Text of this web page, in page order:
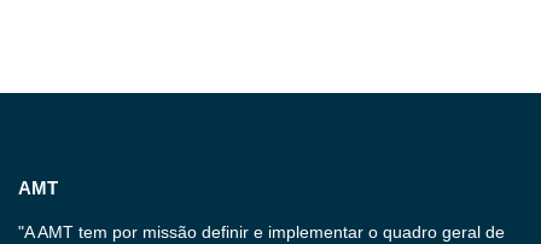
AMT
"A AMT tem por missão definir e implementar o quadro geral de